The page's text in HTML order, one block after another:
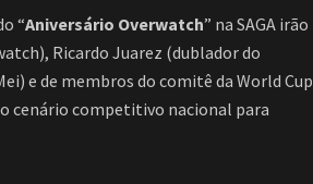
“Aniversário Overwatch” na SAGA irão
Ricardo Juarez (dublador do
e de membros do comitê da World Cup
cenário competitivo nacional para